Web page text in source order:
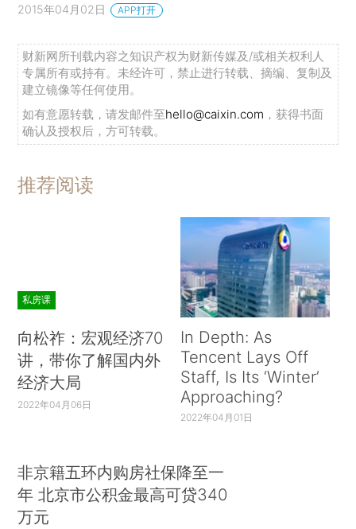
2015年04月02日 APP打开
财新网所刊载内容之知识产权为财新传媒及/或相关权利人
专属所有或持有。未经许可，禁止进行转载、摘编、复制及
建立镜像等任何使用。
如有意愿转载，请发邮件至hello@caixin.com ，获得书面
确认及授权后，方可转载。
推荐阅读
私房课
向松祚：宏观经济70
讲，带你了解国内外
经济大局
2022年04月06日
In Depth: As
Tencent Lays Off
Staff, Is Its ‘Winter’
Approaching?
2022年04月01日
非京籍五环内购房社保降至一
年 北京市公积金最高可贷340
万元